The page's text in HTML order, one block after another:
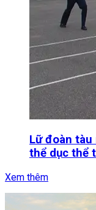
Lữ đoàn tàu
thể dục thể
Xem thêm